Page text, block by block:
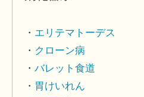
エリテマトーデス
クローン病
バレット食道
胃けいれん